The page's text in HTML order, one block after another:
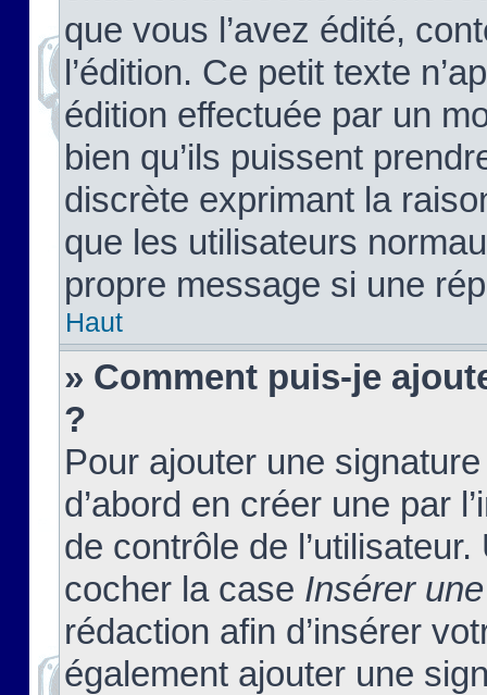
que vous l’avez édité,
l’édition. Ce petit texte
édition effectuée par un
bien qu’ils puissent
discrète exprimant la
que les utilisateurs
propre message si une
Haut
» Comment puis-je
?
Pour ajouter une
d’abord en créer une par
de contrôle de
cocher la case Insérer
rédaction afin d’insérer
également ajouter une